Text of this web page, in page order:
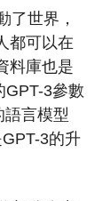
了世界，
都可以在
料庫也是
GPT-3參數
言模型
3的升